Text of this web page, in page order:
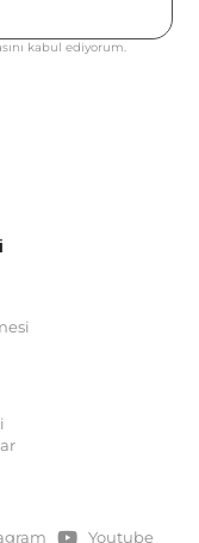
kabul ediyorum.
Youtube